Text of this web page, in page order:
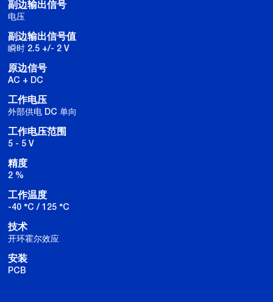
副边输出信号
电压
副边输出信号值
瞬时 2.5 +/- 2 V
原边信号
AC + DC
工作电压
外部供电 DC 单向
工作电压范围
5 - 5 V
精度
2 %
工作温度
-40 °C / 125 °C
技术
开环霍尔效应
安装
PCB